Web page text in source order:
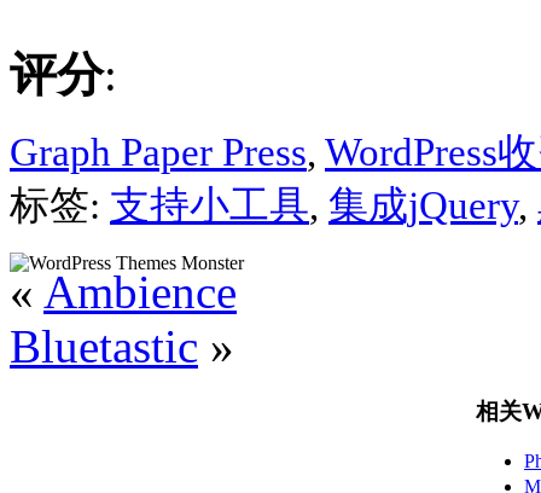
评分:
Graph Paper Press, WordPress
标签: 支持小工具, 集成jQuery,
« Ambience
Bluetastic »
相关